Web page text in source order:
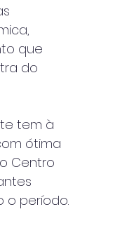
que
do
tem à
ótima
Centro
o período.